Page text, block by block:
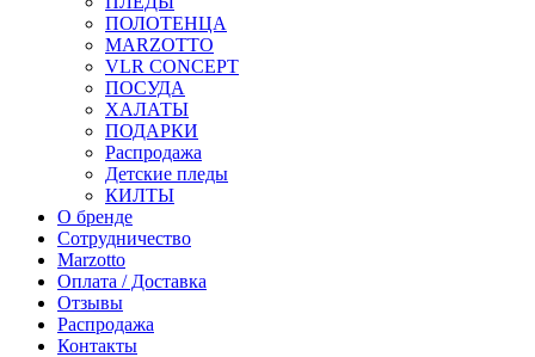
ПОЛОТЕНЦА
MARZOTTO
VLR CONCEPT
ПОСУДА
ХАЛАТЫ
ПОДАРКИ
Распродажа
Детские пледы
КИЛТЫ
О бренде
Сотрудничество
Marzotto
Оплата / Доставка
Отзывы
Распродажа
Контакты